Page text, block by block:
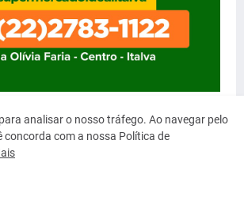
analisar o nosso tráfego. Ao navegar pelo
concorda com a nossa Política de